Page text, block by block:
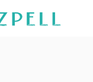
นผังร้านค้า